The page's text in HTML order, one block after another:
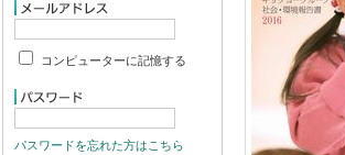
コンピューターに記憶する
パスワードを忘れた方はこちら